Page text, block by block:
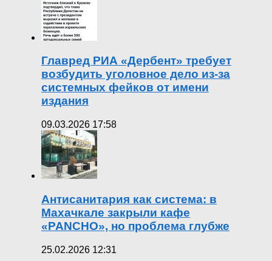
Главред РИА «Дербент» требует
возбудить уголовное дело из-за
системных фейков от имени
издания
09.03.2026 17:58
Антисанитария как система: в
Махачкале закрыли кафе
«PANCHO», но проблема глубже
25.02.2026 12:31